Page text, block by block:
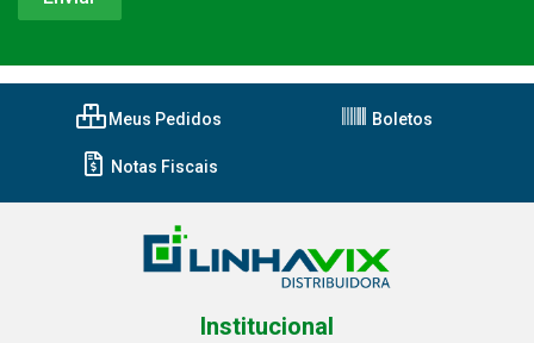
Meus Pedidos Boletos
Notas Fiscais
Institucional